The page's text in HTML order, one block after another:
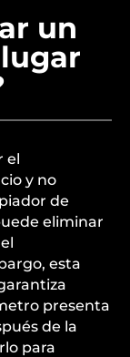
un
el
y no
de
eliminar
esta
presenta
de la
para